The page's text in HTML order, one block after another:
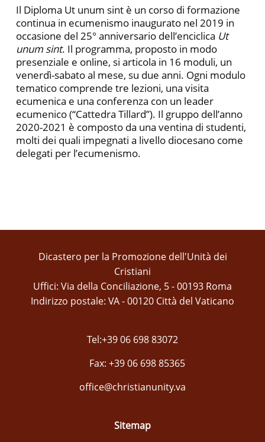
Il Diploma Ut unum sint è un corso di formazione
continua in ecumenismo inaugurato nel 2019 in
occasione del 25° anniversario dell’enciclica Ut
unum sint. Il programma, proposto in modo
presenziale e online, si articola in 16 moduli, un
venerdì-sabato al mese, su due anni. Ogni modulo
tematico comprende tre lezioni, una visita
ecumenica e una conferenza con un leader
ecumenico (“Cattedra Tillard”). Il gruppo dell’anno
2020-2021 è composto da una ventina di studenti,
molti dei quali impegnati a livello diocesano come
delegati per l’ecumenismo.
Dicastero per la Promozione dell'Unità dei
Cristiani
Uffici: Via della Conciliazione, 5 - 00193 Roma
Indirizzo postale: VA - 00120 Città del Vaticano
Tel:+39 06 698 83072
Fax: +39 06 698 85365
office@christianunity.va
Sitemap